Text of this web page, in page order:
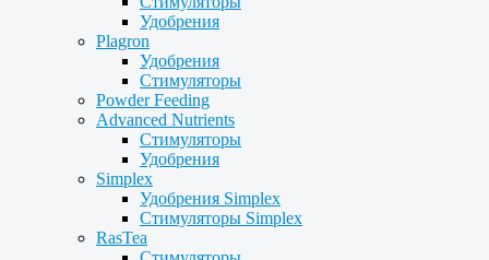
Удобрения
Plagron
Удобрения
Стимуляторы
Powder Feeding
Advanced Nutrients
Стимуляторы
Удобрения
Simplex
Удобрения Simplex
Стимуляторы Simplex
RasTea